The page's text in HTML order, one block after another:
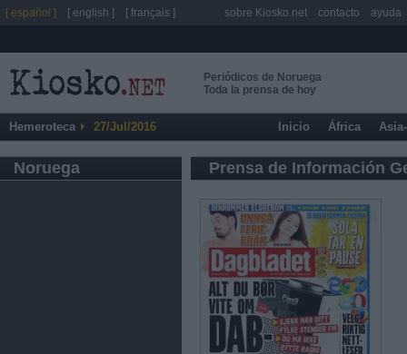
Periódicos de Noruega
Toda la prensa de hoy
Hemeroteca 27/Jul/2016 Inicio África
Noruega Prensa de Información
[ español ] [ english ] [ français ] sobre Kiosko.net contacto ayuda